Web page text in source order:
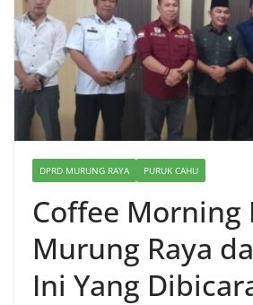
DPRD MURUNG RAYA PURUK CAHU
Coffee Morning
Murung Raya
Ini Yang